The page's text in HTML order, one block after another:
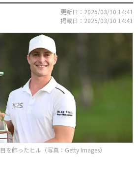
更新日：2025/03/10 14:41
掲載日：2025/03/10 14:41
を飾ったヒル（写真：Getty Images）